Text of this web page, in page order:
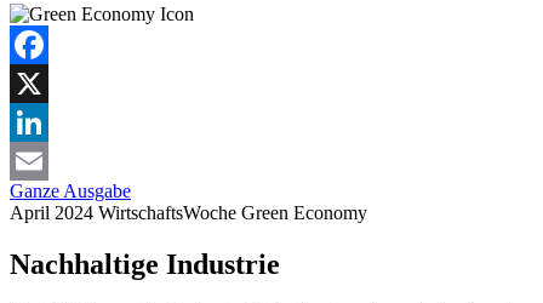
Facebook
X
LinkedIn
Email
Ganze Ausgabe
April 2024 WirtschaftsWoche Green Economy
Nachhaltige Industrie